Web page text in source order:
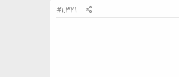
#1,321